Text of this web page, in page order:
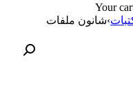
Your
›شانون ملفات